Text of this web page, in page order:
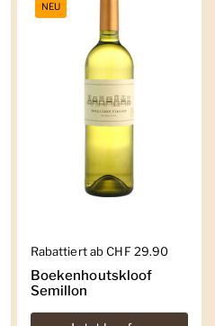
Regulärer Preis
Rabattiert ab CHF 29.90
Boekenhoutskloof
Semillon
NEU